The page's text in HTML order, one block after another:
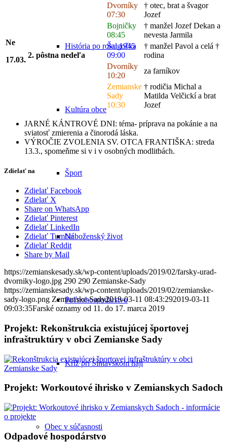
História po roku 1945
Kultúra obce
Šport
Náboženský život
Poľnohospodárstvo
Kríž pri Šintavskom háji
Obec v súčasnosti
Ne
17.03.
2. pôstna nedeľa
Dvorníky
07:30
† otec, brat a švagor
Jozef
Bojničky
08:45
† manžel Jozef Dekan a
nevesta Jarmila
Šalgočka
09:00
† manžel Pavol a celá †
rodina
Dvorníky
10:20
za farníkov
Zemianske
Sady
10:30
† rodičia Michal a
Matilda Velčickí a brat
Jozef
JARNÉ KÁNTROVÉ DNI: téma- príprava na pokánie a na
sviatosť zmierenia a činorodá láska.
VÝROČIE ZVOLENIA SV. OTCA FRANTIŠKA: streda
13.3., spomeňme si v i v osobných modlitbách.
Zdielať na
Zdielať Facebook
Zdielať X
Share on WhatsApp
Zdielať Pinterest
Zdielať LinkedIn
Zdielať Tumblr
Zdielať Reddit
Share by Mail
https://zemianskesady.sk/wp-content/uploads/2019/02/farsky-urad-
dvorniky-logo.jpg 290 290 Zemianske-Sady
https://zemianskesady.sk/wp-content/uploads/2019/02/zemianske-
sady-logo.png Zemianske-Sady2019-03-11 08:43:292019-03-11
09:03:35Farské oznamy od 11. do 17. marca 2019
Projekt: Rekonštrukcia existujúcej športovej
infraštruktúry v obci Zemianske Sady
Projekt: Workoutové ihrisko v Zemianskych Sadoch
Odpadové hospodárstvo